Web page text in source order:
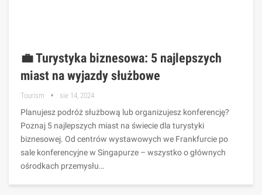
💼 Turystyka biznesowa: 5 najlepszych
miast na wyjazdy służbowe
Tourism sie 14, 2024
Planujesz podróż służbową lub organizujesz konferencję?
Poznaj 5 najlepszych miast na świecie dla turystyki
biznesowej. Od centrów wystawowych we Frankfurcie po
sale konferencyjne w Singapurze – wszystko o głównych
ośrodkach przemysłu…